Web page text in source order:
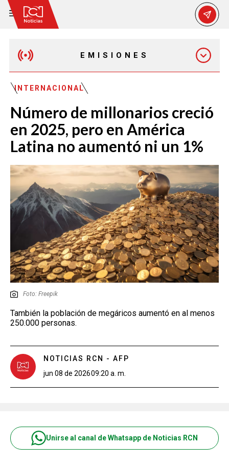
EMISIONES
MAÑANA EXPRESS
EMISIÓN 12:30 PM
EMISIÓN 7:00 PM
EMISIÓN 11:30 PM
INTERNACIONAL
Número de millonarios creció
en 2025, pero en América
Latina no aumentó ni un 1%
Foto: Freepik
También la población de megáricos aumentó en al menos
250.000 personas.
NOTICIAS RCN - AFP
jun 08 de 202609:20 a. m.
Unirse al canal de Whatsapp de Noticias RCN